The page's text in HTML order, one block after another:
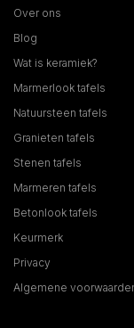
Over ons
Blog
Wat is keramiek?
Marmerlook tafels
Natuursteen tafels
Granieten tafels
Stenen tafels
Marmeren tafels
Betonlook tafels
Keurmerk
Privacy
Algemene